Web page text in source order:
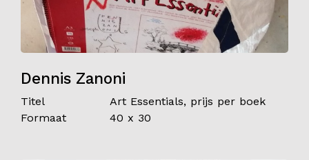
Dennis Zanoni
Titel
Art Essentials, prijs per boek
Formaat
40 x 30